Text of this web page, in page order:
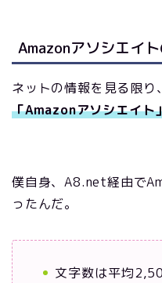
Amazonアソシエイ
ネットの情報を見る限り、
「Amazonアソシエイト
僕自身、A8.net経由で
ったんだ。
文字数は平均